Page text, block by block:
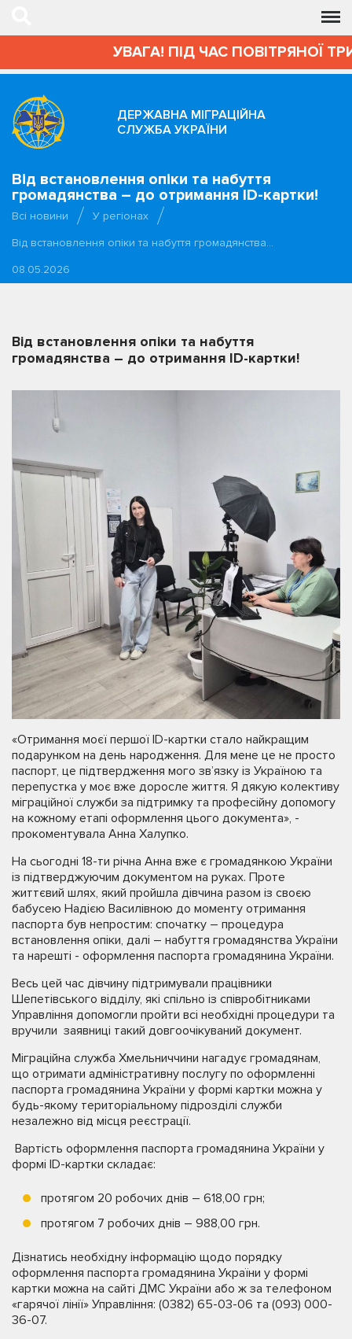
УВАГА! ПІД ЧАС ПОВІТРЯНОЇ
ДЕРЖАВНА МІГРАЦІЙНА
СЛУЖБА УКРАЇНИ
Від встановлення опіки та набуття
громадянства – до отримання ID-картки!
Всі новини
У регіонах
Від встановлення опіки та набуття громадянства…
08.05.2026
Від встановлення опіки та набуття
громадянства – до отримання ID-картки!
«Отримання моєї першої ID-картки стало найкращим
подарунком на день народження. Для мене це не просто
паспорт, це підтвердження мого зв’язку із Україною та
перепустка у моє вже доросле життя. Я дякую колективу
міграційної служби за підтримку та професійну допомогу
на кожному етапі оформлення цього документа», -
прокоментувала Анна Халупко.
На сьогодні 18-ти річна Анна вже є громадянкою України
із підтверджуючим документом на руках. Проте
життєвий шлях, який пройшла дівчина разом із своєю
бабусею Надією Василівною до моменту отримання
паспорта був непростим: спочатку – процедура
встановлення опіки, далі – набуття громадянства України
та нарешті - оформлення паспорта громадянина України.
Весь цей час дівчину підтримували працівники
Шепетівського відділу, які спільно із співробітниками
Управління допомогли пройти всі необхідні процедури та
вручили заявниці такий довгоочікуваний документ.
Міграційна служба Хмельниччини нагадує громадянам,
що отримати адміністративну послугу по оформленні
паспорта громадянина України у формі картки можна у
будь-якому територіальному підрозділі служби
незалежно від місця реєстрації.
Вартість оформлення паспорта громадянина України у
формі ID-картки складає:
протягом 20 робочих днів – 618,00 грн;
протягом 7 робочих днів – 988,00 грн.
Дізнатись необхідну інформацію щодо порядку
оформлення паспорта громадянина України у формі
картки можна на сайті ДМС України або ж за телефоном
«гарячої лінії» Управління: (0382) 65-03-06 та (093) 000-
36-07.